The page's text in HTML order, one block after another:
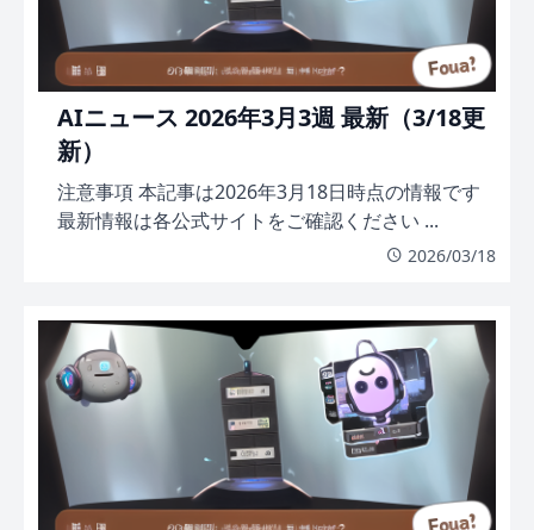
AIニュース 2026年3月3週 最新（3/18更
新）
注意事項 本記事は2026年3月18日時点の情報です
最新情報は各公式サイトをご確認ください ...
2026/03/18